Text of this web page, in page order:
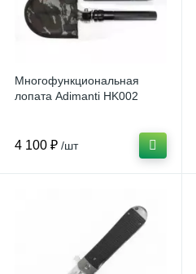
Многофункциональная
лопата Adimanti HK002
4 100 ₽ /шт